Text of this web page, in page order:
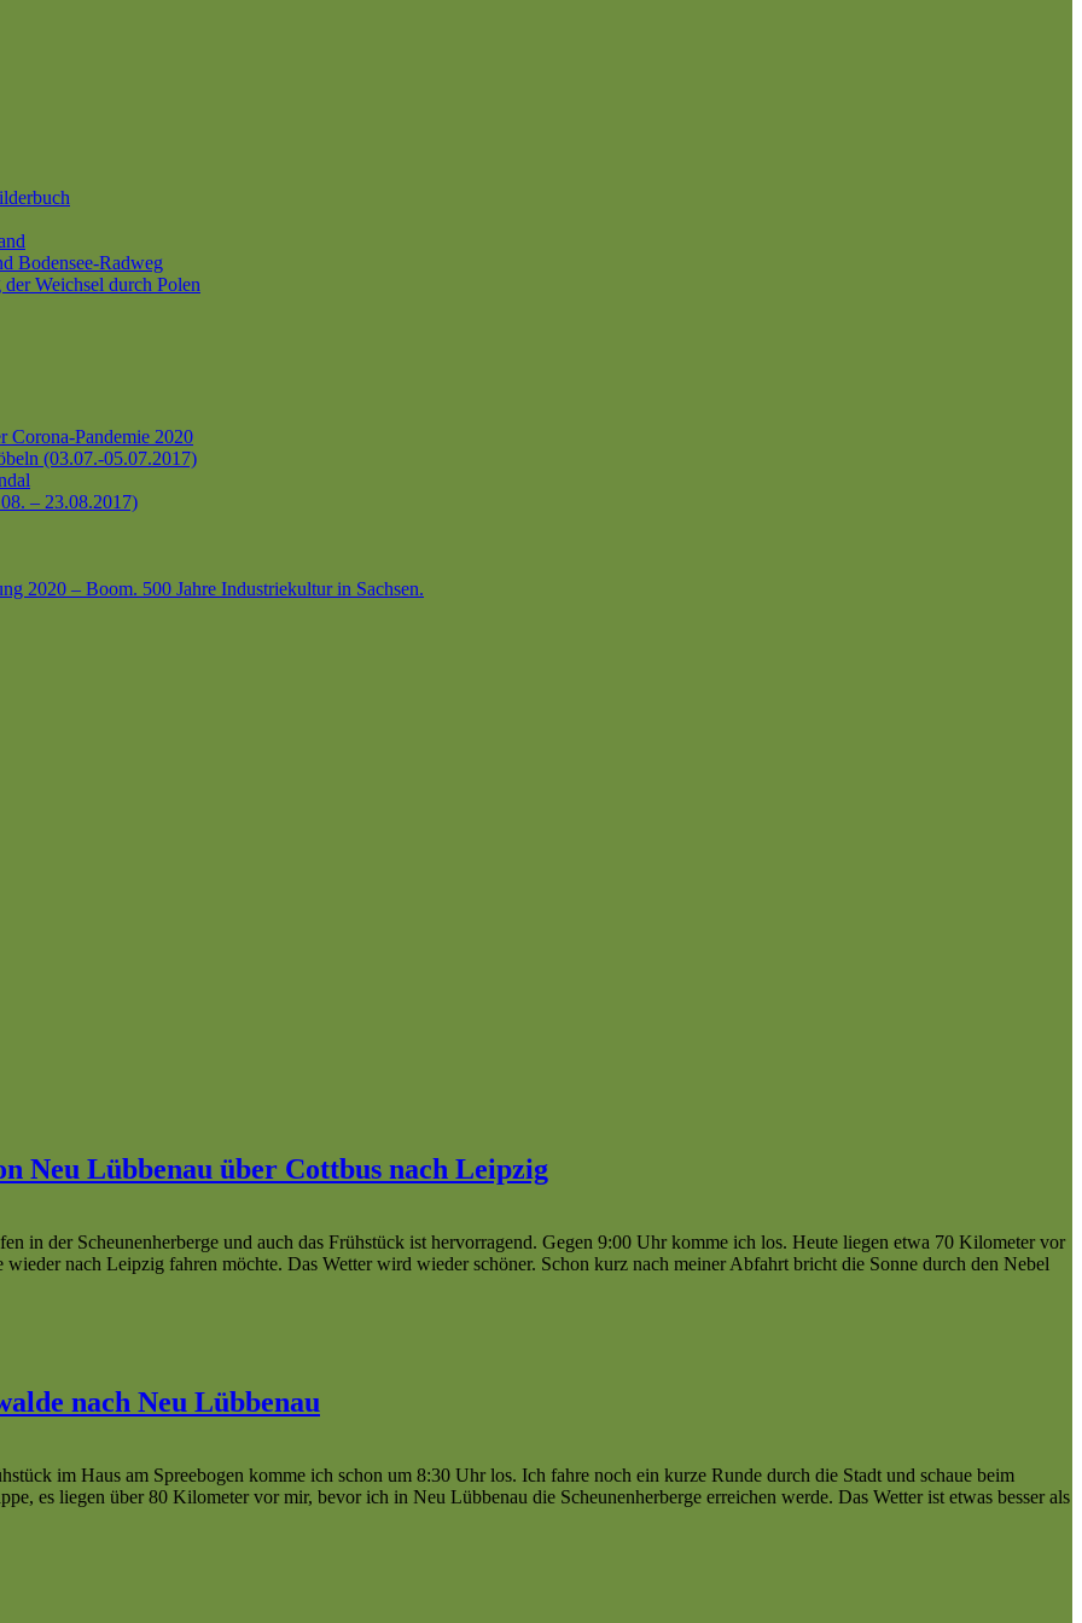
Bodensee-Radweg
Weichsel durch Polen
Corona-Pandemie 2020
(03.07.-05.07.2017)
– 23.08.2017)
2020 – Boom. 500 Jahre Industriekultur in Sachsen.
Neu Lübbenau über Cottbus nach Leipzig
in der Scheunenherberge und auch das Frühstück ist hervorragend. Gegen 9:00 Uhr komme ich los. Heute liegen etwa 70 Kilometer vor
nach Leipzig fahren möchte. Das Wetter wird wieder schöner. Schon kurz nach meiner Abfahrt bricht die Sonne durch den Nebel
nach Neu Lübbenau
im Haus am Spreebogen komme ich schon um 8:30 Uhr los. Ich fahre noch ein kurze Runde durch die Stadt und schaue beim
es liegen über 80 Kilometer vor mir, bevor ich in Neu Lübbenau die Scheunenherberge erreichen werde. Das Wetter ist etwas besser als